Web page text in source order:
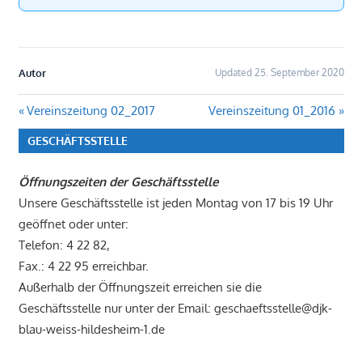
Autor Updated 25. September 2020
Beitragsnavigation
Vorheriger
Beitrag:
Vereinszeitung 02_2017
Nächster
Beitrag:
Vereinszeitung 01_2016
GESCHÄFTSSTELLE
Öffnungszeiten der Geschäftsstelle
Unsere Geschäftsstelle ist jeden Montag von 17 bis 19 Uhr
geöffnet oder unter:
Telefon: 4 22 82,
Fax.: 4 22 95 erreichbar.
Außerhalb der Öffnungszeit erreichen sie die
Geschäftsstelle nur unter der Email: geschaeftsstelle@djk-
blau-weiss-hildesheim-1.de